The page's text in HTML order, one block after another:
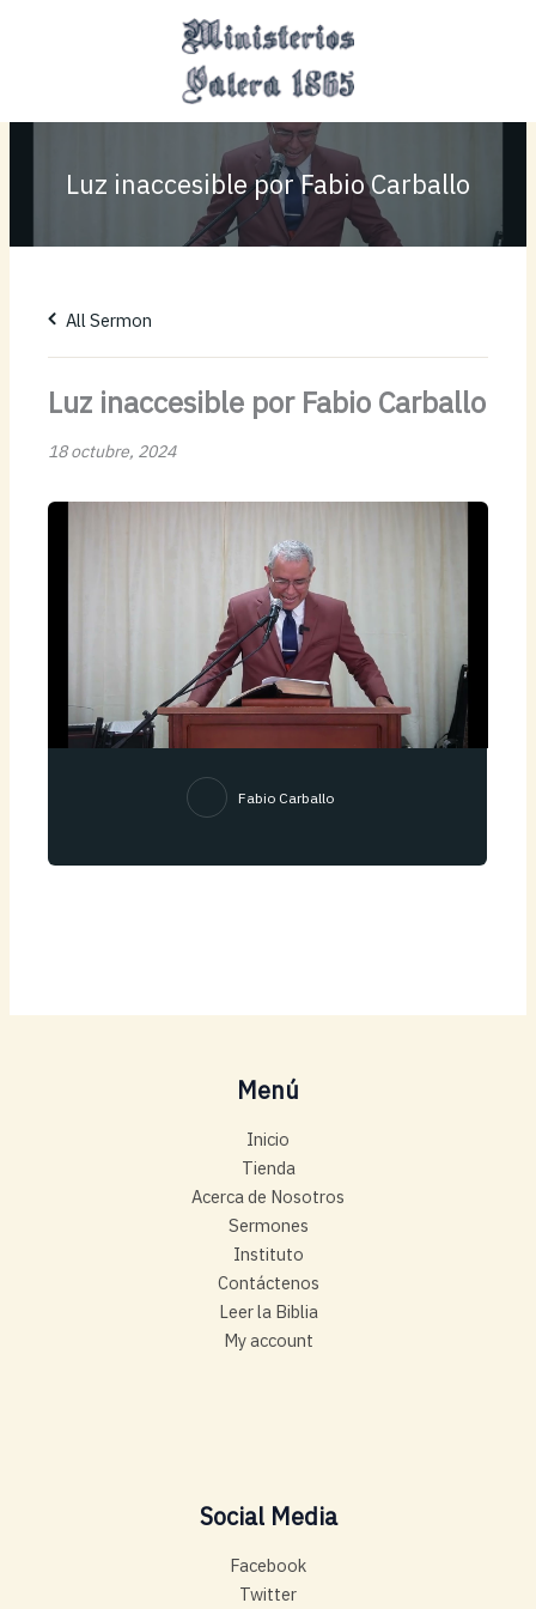
Luz inaccesible por Fabio Carballo
All Sermon
Luz inaccesible por Fabio Carballo
18 octubre, 2024
Fabio Carballo
Menú
Inicio
Tienda
Acerca de Nosotros
Sermones
Instituto
Contáctenos
Leer la Biblia
My account
Social Media
Facebook
Twitter